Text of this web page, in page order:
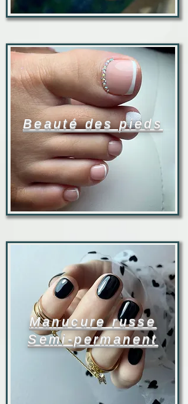
Beauté des pieds
Manucure russe
Semi-permanent